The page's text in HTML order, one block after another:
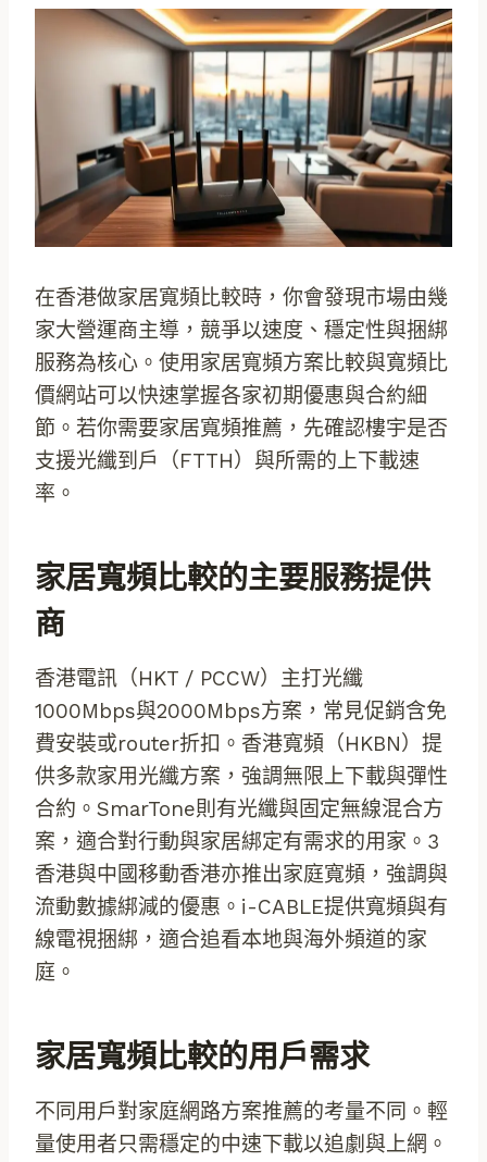
在香港做家居寬頻比較時，你會發現市場由幾
家大營運商主導，競爭以速度、穩定性與捆綁
服務為核心。使用家居寬頻方案比較與寬頻比
價網站可以快速掌握各家初期優惠與合約細
節。若你需要家居寬頻推薦，先確認樓宇是否
支援光纖到戶（FTTH）與所需的上下載速
率。
家居寬頻比較的主要服務提供
商
香港電訊（HKT / PCCW）主打光纖
1000Mbps與2000Mbps方案，常見促銷含免
費安裝或router折扣。香港寬頻（HKBN）提
供多款家用光纖方案，強調無限上下載與彈性
合約。SmarTone則有光纖與固定無線混合方
案，適合對行動與家居綁定有需求的用家。3
香港與中國移動香港亦推出家庭寬頻，強調與
流動數據綁減的優惠。i-CABLE提供寬頻與有
線電視捆綁，適合追看本地與海外頻道的家
庭。
家居寬頻比較的用戶需求
不同用戶對家庭網路方案推薦的考量不同。輕
量使用者只需穩定的中速下載以追劇與上網。